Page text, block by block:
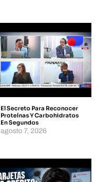
El Secreto Para Reconocer
Proteínas Y Carbohidratos
En Segundos
agosto 7, 2026